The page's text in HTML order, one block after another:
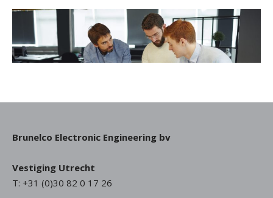
Brunelco Electronic Engineering bv
Vestiging Utrecht
T: +31 (0)30 82 0 17 26